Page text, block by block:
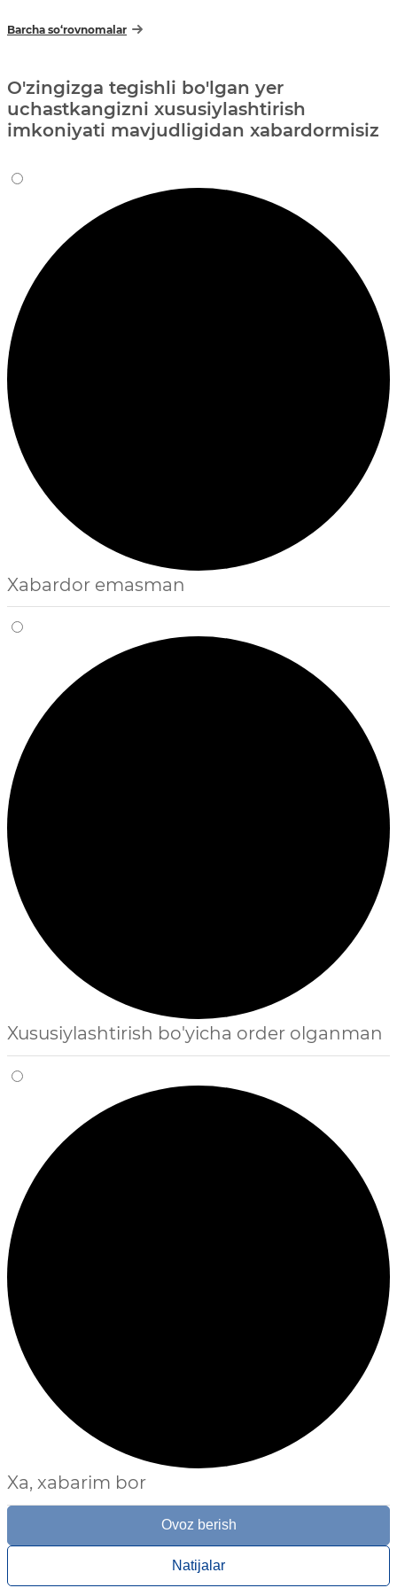
Barcha so‘rovnomalar
O'zingizga tegishli bo'lgan yer
uchastkangizni xususiylashtirish
imkoniyati mavjudligidan xabardormisiz
Xabardor emasman
Xususiylashtirish bo'yicha order olganman
Xa, xabarim bor
Ovoz berish
Natijalar